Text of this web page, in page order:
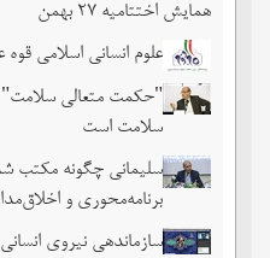
همایش اختتامیه ۲۷ بهمن
علوم انسانی اسلامی
"حکمت متعالی
سلامت است
سلیمانی چگونه مکتب
برنامه‌محوری و
سازماندهی نیروی